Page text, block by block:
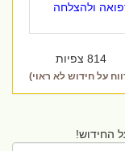
ולהצלחה
814 צפיות
על חידוש לא ראוי)